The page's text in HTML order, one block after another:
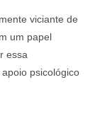
viciante de
um papel
essa
psicológico